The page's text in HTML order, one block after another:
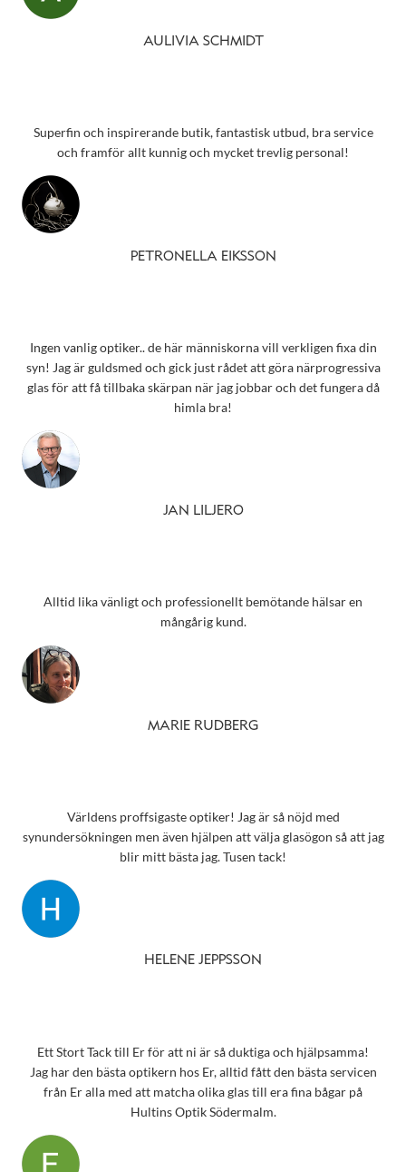
AULIVIA SCHMIDT
Superfin och inspirerande butik, fantastisk utbud, bra service
och framför allt kunnig och mycket trevlig personal!
PETRONELLA EIKSSON
Ingen vanlig optiker.. de här människorna vill verkligen fixa din
syn! Jag är guldsmed och gick just rådet att göra närprogressiva
glas för att få tillbaka skärpan när jag jobbar och det fungera då
himla bra!
JAN LILJERO
Alltid lika vänligt och professionellt bemötande hälsar en
mångårig kund.
MARIE RUDBERG
Världens proffsigaste optiker! Jag är så nöjd med
synundersökningen men även hjälpen att välja glasögon så att jag
blir mitt bästa jag. Tusen tack!
HELENE JEPPSSON
Ett Stort Tack till Er för att ni är så duktiga och hjälpsamma!
Jag har den bästa optikern hos Er, alltid fått den bästa servicen
från Er alla med att matcha olika glas till era fina bågar på
Hultins Optik Södermalm.